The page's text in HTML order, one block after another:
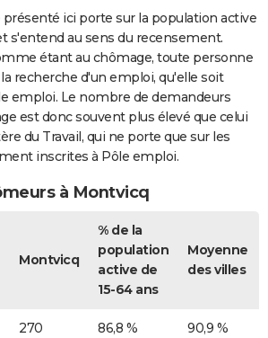
ici porte sur la population active
s'entend au sens du recensement.
étant au chômage, toute personne
recherche d'un emploi, qu'elle soit
emploi. Le nombre de demandeurs
est donc souvent plus élevé que celui
du Travail, qui ne porte que sur les
inscrites à Pôle emploi.
à Montvicq
Montvicq
% de la
population
active de
15-64 ans
Moyenne
des villes
270 86,8 % 90,9 %